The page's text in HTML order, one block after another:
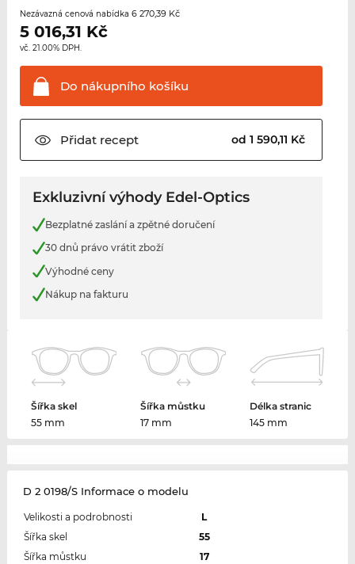
Nezávazná cenová nabídka 6 270,39 Kč
5 016,31 Kč
vč. 21.00% DPH.
Do nákupního košíku
Přidatrecept od 1 590,11 Kč
Exkluzivní výhody Edel-Optics
Bezplatné zaslání a zpětné doručení
30 dnů právo vrátit zboží
Výhodné ceny
Nákup na fakturu
Šířka skel
55 mm
Šířka můstku
17 mm
Délka stranic
145 mm
D 2 0198/S Informace o modelu
Velikosti a podrobnosti
L
Šířka skel
55
Šířka můstku
17